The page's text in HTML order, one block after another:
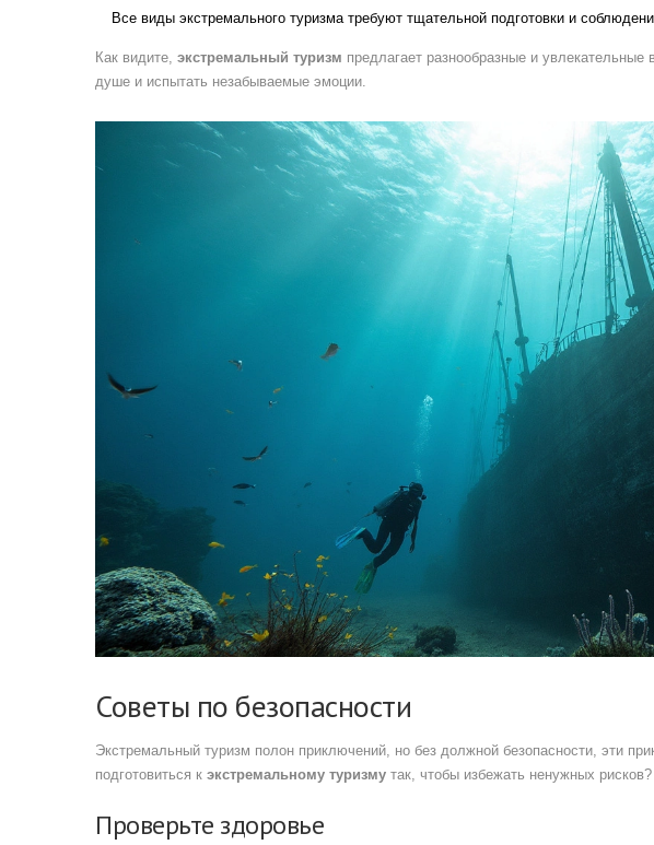
Все виды экстремального туризма требуют тщательной подготовки и
Как видите, экстремальный туризм предлагает разнообразные и
душе и испытать незабываемые эмоции.
Советы по безопасности
Экстремальный туризм полон приключений, но без должной безопасности, эти
подготовиться к экстремальному туризму так, чтобы избежать ненужных рисков?
Проверьте здоровье